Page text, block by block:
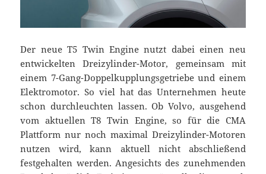
Der neue T5 Twin Engine nutzt dabei einen neu
entwickelten Dreizylinder-Motor, gemeinsam mit
einem 7-Gang-Doppelkupplungsgetriebe und einem
Elektromotor. So viel hat das Unternehmen heute
schon durchleuchten lassen. Ob Volvo, ausgehend
vom aktuellen T8 Twin Engine, so für die CMA
Plattform nur noch maximal Dreizylinder-Motoren
nutzen wird, kann aktuell nicht abschließend
festgehalten werden. Angesichts des zunehmenden